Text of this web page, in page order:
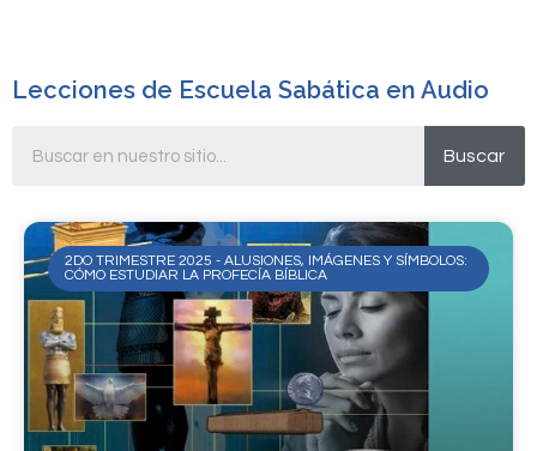
Lecciones de Escuela Sabática en Audio
Buscar
2DO TRIMESTRE 2025 - ALUSIONES, IMÁGENES Y SÍMBOLOS:
CÓMO ESTUDIAR LA PROFECÍA BÍBLICA